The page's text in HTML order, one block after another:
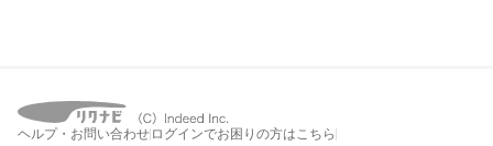
ヘルプ・お問い合わせ ログインでお困りの方はこちら